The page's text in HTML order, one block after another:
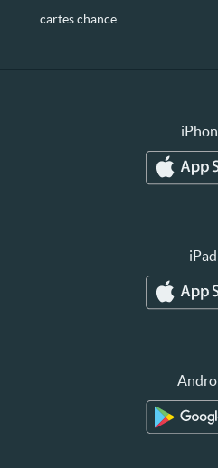
cartes chance
iPad